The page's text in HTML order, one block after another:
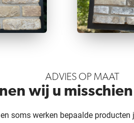
ADVIES OP MAAT
wij u
soms werken bepaalde